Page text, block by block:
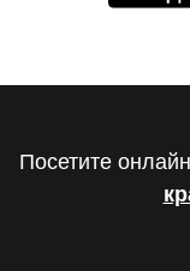
Посетите